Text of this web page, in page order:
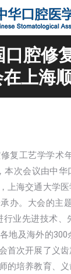
口腔修
上海
复工艺学学术
本次会议由中
上海交通大学
办。大会的主
行业先进技术
地及海外的
首次开展了义
的培养教育、